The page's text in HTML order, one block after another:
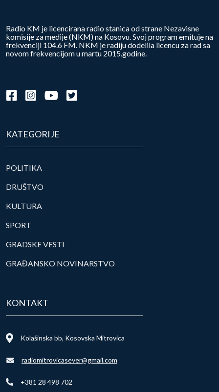
Radio KM je licencirana radio stanica od strane Nezavisne
komisije za medije (NKM) na Kosovu. Svoj program emituje na
frekvenciji 104.6 FM. NKM je radiju dodelila licencu za rad sa
novom frekvencijom u martu 2015.godine.
KATEGORIJE
POLITIKA
DRUŠTVO
KULTURA
SPORT
GRADSKE VESTI
GRAĐANSKO NOVINARSTVO
KONTAKT
Kolašinska bb, Kosovska Mitrovica
radiomitrovicasever@gmail.com
+381 28 498 702